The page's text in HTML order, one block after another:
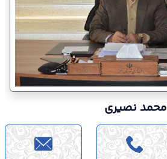
محمد نصیری